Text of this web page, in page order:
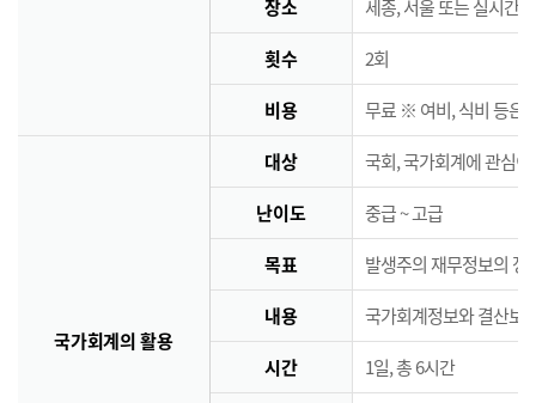
장소 세종, 서울 또는 실시간
횟수 2회
비용 무료 ※ 여비, 식비 등은
국가회계의 활용
대상 국회, 국가회계에 관심
난이도 중급 ~ 고급
목표 발생주의 재무정보의 정
내용 국가회계정보와 결산보
시간 1일, 총 6시간